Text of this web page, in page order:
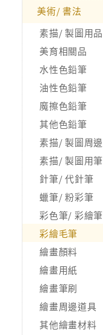
美術/ 書法
素描/ 製圖用品
美育相關品
水性色鉛筆
油性色鉛筆
魔擦色鉛筆
其他色鉛筆
素描/ 製圖周邊
素描/ 製圖用筆
針筆/ 代針筆
蠟筆/ 粉彩筆
彩色筆/ 彩繪筆
彩繪毛筆
繪畫顏料
繪畫用紙
繪畫筆刷
繪畫周邊道具
其他繪畫材料